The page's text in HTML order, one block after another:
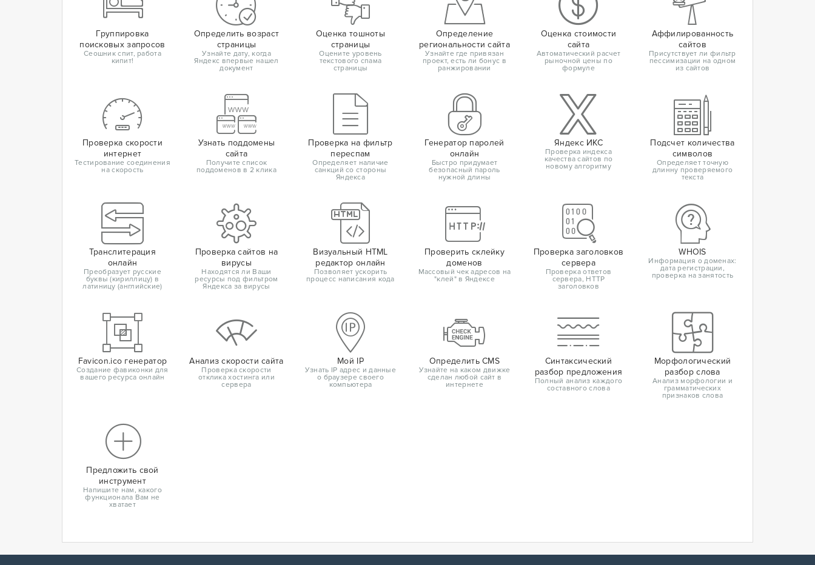
Группировка
поисковых запросов
Сеошник спит, работа
кипит!
Определить возраст
страницы
Узнайте дату, когда
Яндекс впервые нашел
документ
Оценка тошноты
страницы
Оцените уровень
текстового спама
страницы
Определение
региональности сайта
Узнайте где привязан
проект, есть ли бонус в
ранжировании
Оценка стоимости
сайта
Автоматический расчет
рыночной цены по
формуле
Аффилированность
сайтов
Присутствует ли фильтр
пессимизации на одном
из сайтов
Проверка скорости
интернет
Тестирование соединения
на скорость
Узнать поддомены
сайта
Получите список
поддоменов в 2 клика
Проверка на фильтр
переспам
Определяет наличие
санкций со стороны
Яндекса
Генератор паролей
онлайн
Быстро придумает
безопасный пароль
нужной длины
Яндекс ИКС
Проверка индекса
качества сайтов по
новому алгоритму
Подсчет количества
символов
Определяет точную
длинну проверяемого
текста
Транслитерация
онлайн
Преобразует русские
буквы (кириллицу) в
латиницу (английские)
Проверка сайтов на
вирусы
Находятся ли Ваши
ресурсы под фильтром
Яндекса за вирусы
Визуальный HTML
редактор онлайн
Позволяет ускорить
процесс написания кода
Проверить склейку
доменов
Массовый чек адресов на
"клей" в Яндексе
Проверка заголовков
сервера
Проверка ответов
сервера, HTTP
заголовков
WHOIS
Информация о доменах:
дата регистрации,
проверка на занятость
Favicon.ico генератор
Создание фавиконки для
вашего ресурса онлайн
Анализ скорости сайта
Проверка скорости
отклика хостинга или
сервера
Мой IP
Узнать IP адрес и данные
о браузере своего
компьютера
Определить CMS
Узнайте на каком движке
сделан любой сайт в
интернете
Синтаксический
разбор предложения
Полный анализ каждого
составного слова
Морфологический
разбор слова
Анализ морфологии и
грамматических
признаков слова
Предложить свой
инструмент
Напишите нам, какого
функционала Вам не
хватает